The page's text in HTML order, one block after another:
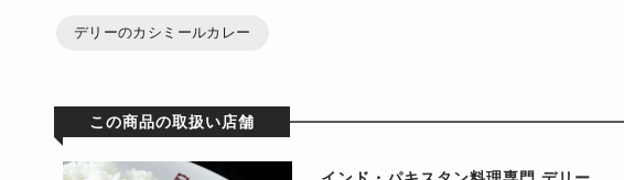
デリーのカシミールカレー
この商品の取扱い店舗